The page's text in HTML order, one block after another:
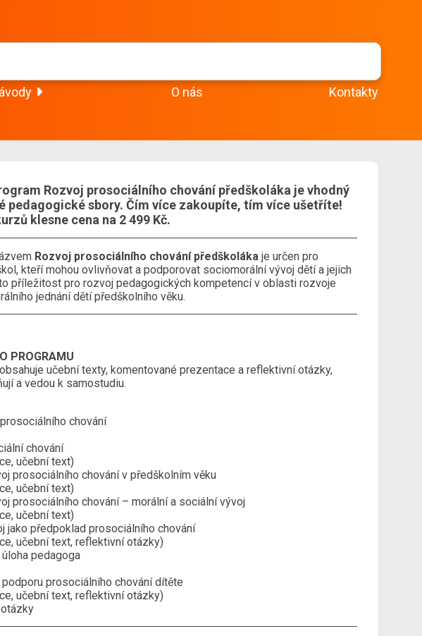
O nás Kontakty
Rozvoj prosociálního chování předškoláka je vhodný
pedagogické sbory. Čím více zakoupíte, tím více ušetříte!
klesne cena na 2 499 Kč.
Rozvoj prosociálního chování předškoláka je určen pro
kteří mohou ovlivňovat a podporovat sociomorální vývoj dětí a jejich
příležitost pro rozvoj pedagogických kompetencí v oblasti rozvoje
jednání dětí předškolního věku.
PROGRAMU
učební texty, komentované prezentace a reflektivní otázky,
a vedou k samostudiu.
chování
chování
učební text)
prosociálního chování v předškolním věku
učební text)
prosociálního chování – morální a sociální vývoj
učební text)
jako předpoklad prosociálního chování
učební text, reflektivní otázky)
pedagoga
prosociálního chování dítěte
učební text, reflektivní otázky)